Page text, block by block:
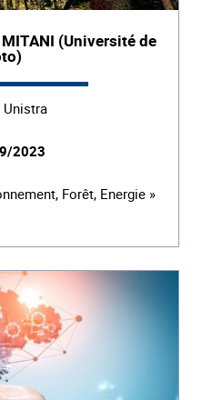
(Université de
2023
Forêt, Energie »